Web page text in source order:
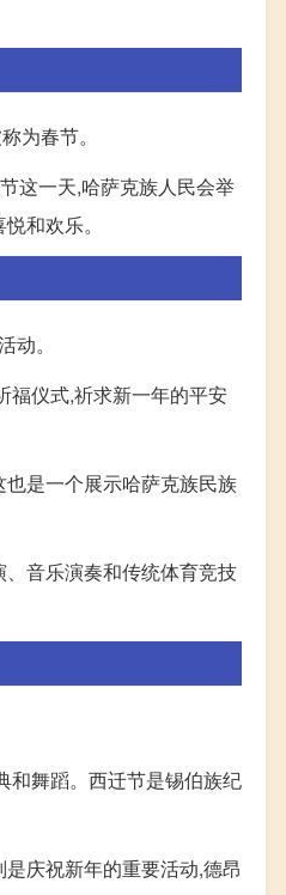
为春节。
这一天,哈萨克族人民会举
和欢乐。
。
福仪式,祈求新一年的平安
是一个展示哈萨克族民族
音乐演奏和传统体育竞技
和舞蹈。西迁节是锡伯族纪
庆祝新年的重要活动,德昂